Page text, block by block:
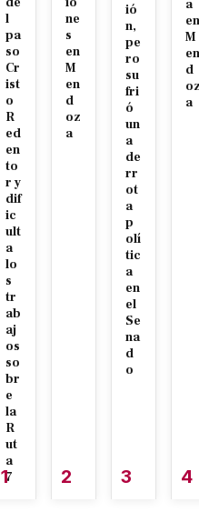
l
pa
so
Cr
ist
o
R
ed
en
to
r y
dif
ic
ult
a
lo
s
tr
ab
aj
os
so
br
e
la
R
ut
a
7
1
ne
s
en
M
en
d
oz
a
2
ió
n,
pe
ro
su
fri
ó
un
a
de
rr
ot
a
p
olí
tic
a
en
el
Se
na
d
o
3
a
en
M
en
d
a
4